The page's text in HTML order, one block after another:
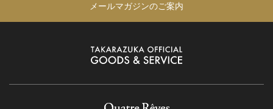
メールマガジンのご案内